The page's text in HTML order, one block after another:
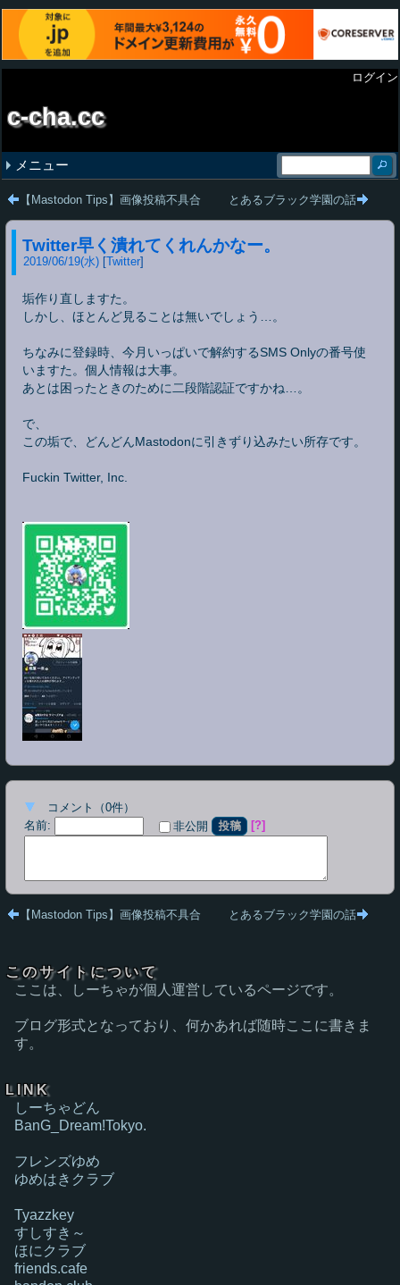
ログイン
c-cha.cc
メニュー
最近の記事
将来を担う未成年者と現代社会のコミュニケー
ション
2021今年のベストバイ
今年の弁当を振り返る（？）
アドカレ専用ページと化している気が…
おれの今求めているもの
タグ
Mastodon (1)
index (1)
friends.nico (1)
Twitter (1)
best-friends.chat (1)
【Mastodon Tips】画像投稿不具合 とあるブラック学園の話
Twitter早く潰れてくれんかなー。
2019/06/19(水) Twitter
垢作り直しますた。
しかし、ほとんど見ることは無いでしょう…。
ちなみに登録時、今月いっぱいで解約するSMS Onlyの番号使
いますた。個人情報は大事。
あとは困ったときのために二段階認証ですかね…。
で、
この垢で、どんどんMastodonに引きずり込みたい所存です。
Fuckin Twitter, Inc.
コメント （0件）
名前: 非公開 投稿 ?
【Mastodon Tips】画像投稿不具合 とあるブラック学園の話
このサイトについて
ここは、しーちゃが個人運営しているページです。
ブログ形式となっており、何かあれば随時ここに書きま
す。
LINK
しーちゃどん
BanG_Dream!Tokyo.
フレンズゆめ
ゆめはきクラブ
Tyazzkey
すしすき～
ほにクラブ
friends.cafe